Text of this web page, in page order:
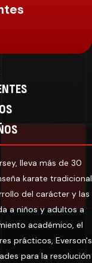
lleva más de 30
karate tradicional
del carácter y las
a niños y adultos a
académico, el
prácticos, Everson's
para la resolución